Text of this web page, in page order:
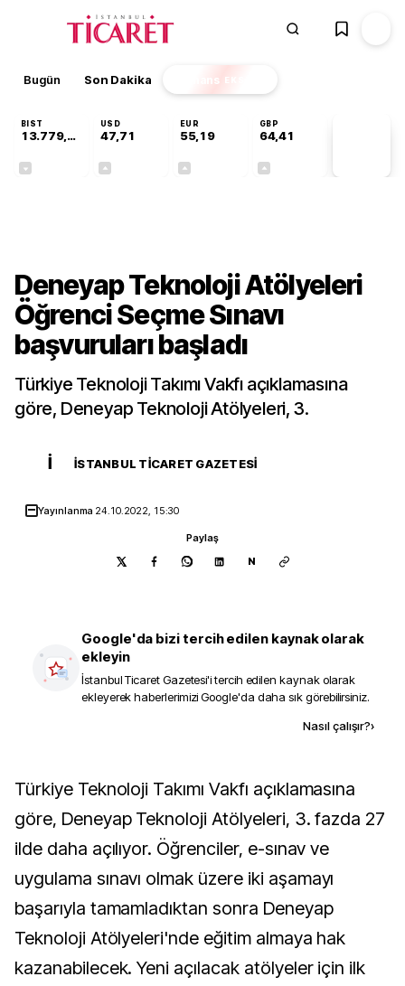
Bugün Son Dakika Finans EKSTRA
BIST
13.779,39
USD
47,71
EUR
55,19
GBP
64,41
Deneyap Teknoloji Atölyeleri
Öğrenci Seçme Sınavı
başvuruları başladı
Türkiye Teknoloji Takımı Vakfı açıklamasına
göre, Deneyap Teknoloji Atölyeleri, 3.
İ İSTANBUL TICARET GAZETESI
Yayınlanma 24.10.2022, 15:30
Paylaş
N
Google'da bizi tercih edilen kaynak olarak
ekleyin
İstanbul Ticaret Gazetesi'i tercih edilen kaynak olarak
ekleyerek haberlerimizi Google'da daha sık görebilirsiniz.
Nasıl çalışır?›
Türkiye Teknoloji Takımı Vakfı açıklamasına
göre, Deneyap Teknoloji Atölyeleri, 3. fazda 27
ilde daha açılıyor. Öğrenciler, e-sınav ve
uygulama sınavı olmak üzere iki aşamayı
başarıyla tamamladıktan sonra Deneyap
Teknoloji Atölyeleri'nde eğitim almaya hak
kazanabilecek. Yeni açılacak atölyeler için ilk